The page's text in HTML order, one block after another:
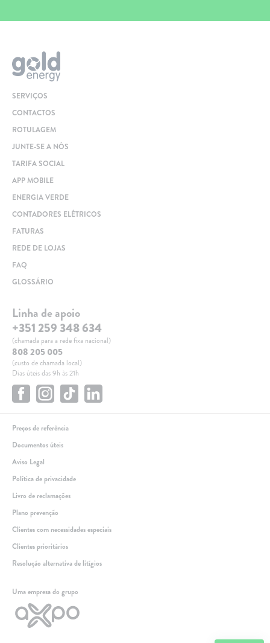
+351 259 348 634
(chamada para a rede fixa nacional)
808 205 005
SERVIÇOS
CONTACTOS
ROTULAGEM
JUNTE-SE A NÓS
TARIFA SOCIAL
APP MOBILE
ENERGIA VERDE
CONTADORES ELÉTRICOS
FATURAS
REDE DE LOJAS
FAQ
GLOSSÁRIO
Linha de apoio
+351 259 348 634
(chamada para a rede fixa nacional)
808 205 005
(custo de chamada local)
Dias úteis das 9h às 21h
Preços de referência
Documentos úteis
Aviso Legal
Política de privacidade
Livro de reclamações
Plano prevenção
Clientes com necessidades especiais
Clientes prioritários
Resolução alternativa de litígios
Uma empresa do grupo